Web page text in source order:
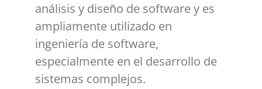
análisis y diseño de software y es
ampliamente utilizado en
ingeniería de software,
especialmente en el desarrollo de
sistemas complejos.